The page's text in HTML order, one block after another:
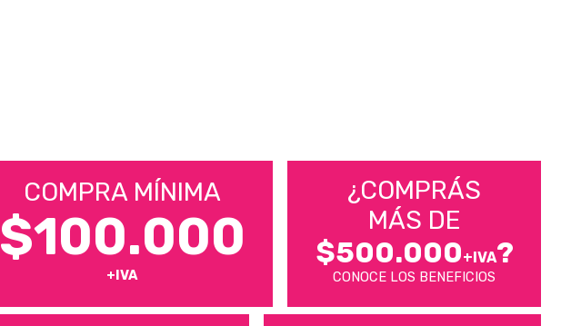
COMPRA MÍNIMA
$100.000
+IVA
¿COMPRÁS
MÁS DE
$500.000+IVA?
CONOCE LOS BENEFICIOS